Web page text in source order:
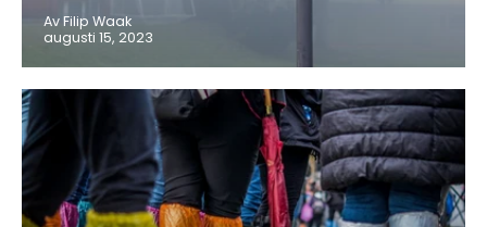
Av Filip Waak
augusti 15, 2023